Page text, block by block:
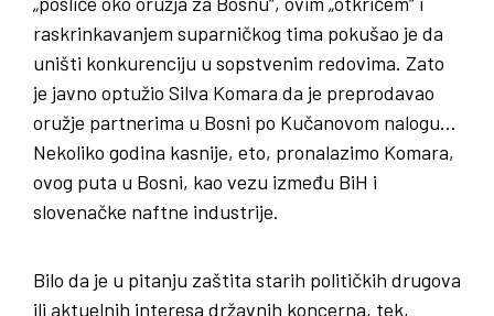
raskrinkavanjem suparničkog tima pokušao je da
uništi konkurenciju u sopstvenim redovima. Zato
je javno optužio Silva Komara da je preprodavao
oružje partnerima u Bosni po Kučanovom nalogu…
Nekoliko godina kasnije, eto, pronalazimo Komara,
ovog puta u Bosni, kao vezu između BiH i
slovenačke naftne industrije.
Bilo da je u pitanju zaštita starih političkih drugova
ili aktuelnih interesa državnih koncerna, tek,